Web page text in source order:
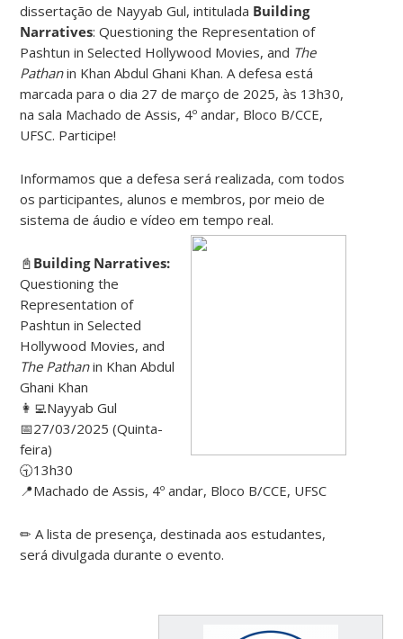
dissertação de Nayyab Gul, intitulada Building
Narratives:Questioning the Representation of
Pashtun in Selected Hollywood Movies, and The
Pathanin Khan Abdul Ghani Khan. A defesa está
marcada para o dia 27 de março de 2025, às 13h30,
na sala Machado de Assis, 4º andar, Bloco B/CCE,
UFSC. Participe!
Informamos que a defesa será realizada, com todos
os participantes, alunos e membros, por meio de
sistema de áudio e vídeo em tempo real.
📓 Building Narratives:
Questioning the
Representation of
Pashtun in Selected
Hollywood Movies, and
The Pathanin Khan Abdul
Ghani Khan
👩‍💻Nayyab Gul
📅27/03/2025 (Quinta-
feira)
🕤13h30
📍Machado de Assis, 4º andar, Bloco B/CCE, UFSC
✏ A lista de presença, destinada aos estudantes,
será divulgada durante o evento.